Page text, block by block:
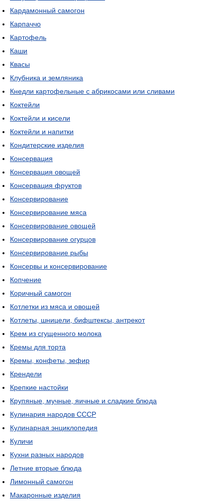
Кардамонный самогон
Карпаччо
Картофель
Каши
Квасы
Клубника и земляника
Кнедли картофельные с абрикосами или сливами
Коктейли
Коктейли и кисели
Коктейли и напитки
Кондитерские изделия
Консервация
Консервация овощей
Консервация фруктов
Консервирование
Консервирование мяса
Консервирование овощей
Консервирование огурцов
Консервирование рыбы
Консервы и консервирование
Копчение
Коричный самогон
Котлетки из мяса и овощей
Котлеты, шницели, бифштексы, антрекот
Крем из сгущенного молока
Кремы для торта
Кремы, конфеты, зефир
Крендели
Крепкие настойки
Крупяные, мучные, яичные и сладкие блюда
Кулинария народов СССР
Кулинарная энциклопедия
Куличи
Кухни разных народов
Летние вторые блюда
Лимонный самогон
Макаронные изделия